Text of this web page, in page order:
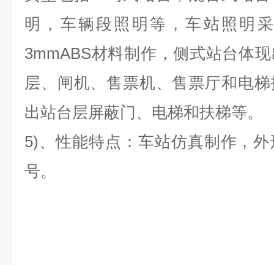
明，车辆段照明等，车站照明
3mmABS材料制作，侧式站台体
层、闸机、售票机、售票厅和电
出站台层屏蔽门、电梯和扶梯等。
5)、性能特点：车站仿真制作，
号。